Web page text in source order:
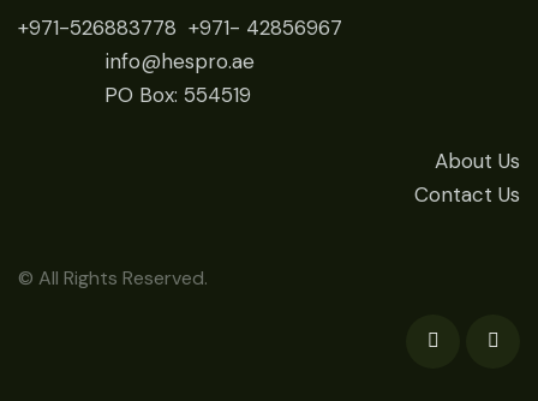
+971-526883778 +971- 42856967
info@hespro.ae
PO Box: 554519
About Us
Contact Us
© All Rights Reserved.